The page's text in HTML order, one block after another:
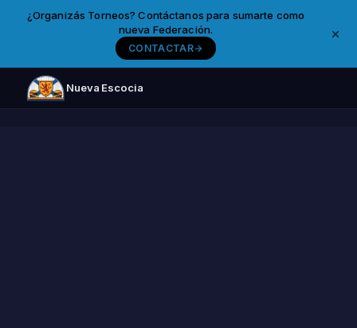
¿Organizás Torneos? Contáctanos para sumarte como
nueva Federación.
CONTACTAR
Nueva Escocia